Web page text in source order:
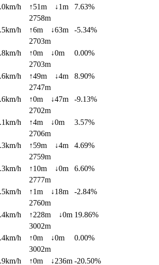
h ↑51m ↓1m
7.63%
2758m
h ↑6m ↓63m
-5.34%
2703m
h ↑0m ↓0m
0.00%
2703m
h ↑49m ↓4m
8.90%
2747m
h ↑0m ↓47m
-9.13%
2702m
h ↑4m ↓0m
3.57%
2706m
h ↑59m ↓4m
4.69%
2759m
h ↑10m ↓0m
6.60%
2777m
h ↑1m ↓18m
-2.84%
2760m
h ↑228m ↓0m 19.86%
3002m
h ↑0m ↓0m
0.00%
3002m
h ↑0m ↓236m -20.50%